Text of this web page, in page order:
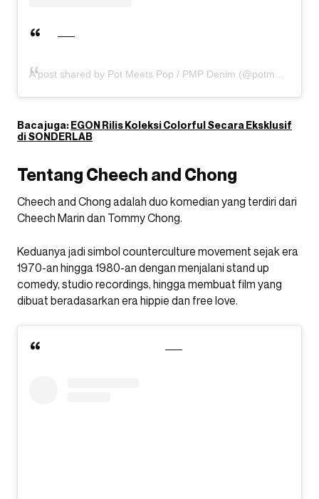
A post shared by Pot Meets Pop / PMP Denim (@potmeetspop)
Baca juga:EGON Rilis Koleksi Colorful Secara Eksklusif
di SONDERLAB
Tentang Cheech and Chong
Cheech and Chong adalah duo komedian yang terdiri dari
Cheech Marin dan Tommy Chong.
Keduanya jadi simbol counterculture movement sejak era
1970-an hingga 1980-an dengan menjalani stand up
comedy, studio recordings, hingga membuat film yang
dibuat beradasarkan era hippie dan free love.